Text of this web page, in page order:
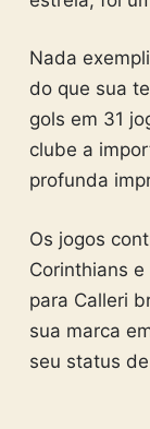
Nada
do que sua
gols em 31
clube a
profunda
Os jogos
Corinthians
para Calleri
sua marca
seu status